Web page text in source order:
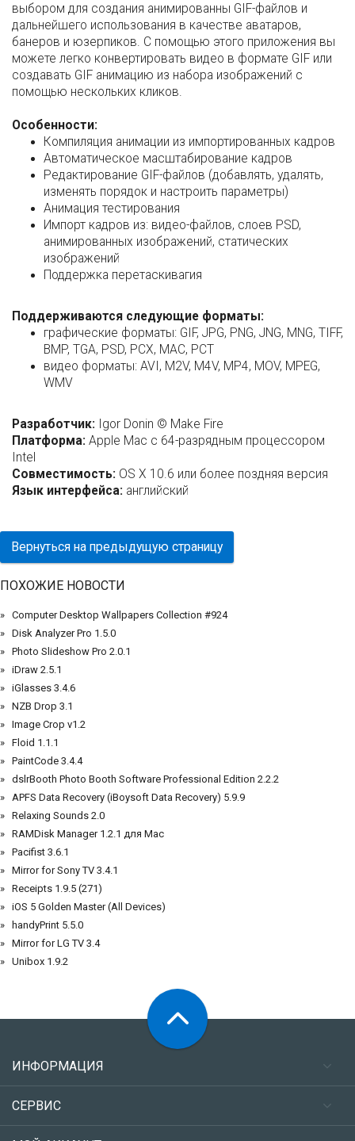
выбором для создания анимированны GIF-файлов и
дальнейшего использования в качестве аватаров,
банеров и юзерпиков. С помощью этого приложения вы
можете легко конвертировать видео в формате GIF или
создавать GIF анимацию из набора изображений с
помощью нескольких кликов.
Особенности:
Компиляция анимации из импортированных кадров
Автоматическое масштабирование кадров
Редактирование GIF-файлов (добавлять, удалять,
изменять порядок и настроить параметры)
Анимация тестирования
Импорт кадров из: видео-файлов, слоев PSD,
анимированных изображений, статических
изображений
Поддержка перетаскивагия
Поддерживаются следующие форматы:
графические форматы: GIF, JPG, PNG, JNG, MNG, TIFF,
BMP, TGA, PSD, PCX, MAC, PCT
видео форматы: AVI, M2V, M4V, MP4, MOV, MPEG,
WMV
Разработчик:
Igor Donin © Make Fire
Платформа: Apple Mac с 64-разрядным процессором
Intel
Совместимость: OS X 10.6 или более поздняя версия
Язык интерфейса: английский
Вернуться на предыдущую страницу
ПОХОЖИЕ НОВОСТИ
Computer Desktop Wallpapers Collection #924
Disk Analyzer Pro 1.5.0
Photo Slideshow Pro 2.0.1
iDraw 2.5.1
iGlasses 3.4.6
NZB Drop 3.1
Image Crop v1.2
Floid 1.1.1
PaintCode 3.4.4
dslrBooth Photo Booth Software Professional Edition 2.2.2
APFS Data Recovery (iBoysoft Data Recovery) 5.9.9
Relaxing Sounds 2.0
RAMDisk Manager 1.2.1 для Mac
Pacifist 3.6.1
Mirror for Sony TV 3.4.1
Receipts 1.9.5 (271)
iOS 5 Golden Master (All Devices)
handyPrint 5.5.0
Mirror for LG TV 3.4
Unibox 1.9.2
ИНФОРМАЦИЯ
СЕРВИС